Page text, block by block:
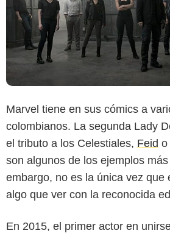
Marvel tiene en sus cómics a
colombianos. La segunda Lady
el tributo a los Celestiales, Feid o
son algunos de los ejemplos
embargo, no es la única vez que
algo que ver con la reconocida
En 2015, el primer actor en